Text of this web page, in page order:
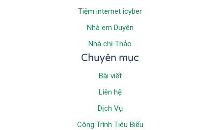
Tiệm internet icyber
Nhà em Duyên
Nhà chị Thảo
Chuyên mục
Bài viết
Liên hệ
Dịch Vụ
Công Trình Tiêu Biểu